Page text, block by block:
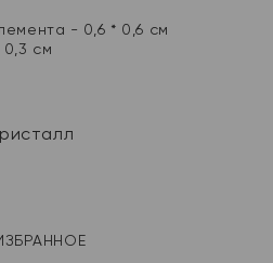
- 0,6 * 0,6 см
см